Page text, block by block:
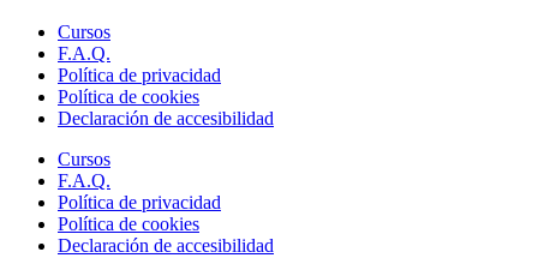
Cursos
F.A.Q.
Política de privacidad
Política de cookies
Declaración de accesibilidad
Cursos
F.A.Q.
Política de privacidad
Política de cookies
Declaración de accesibilidad